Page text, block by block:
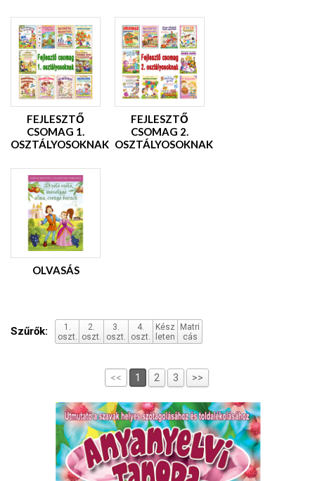
FEJLESZTŐ
CSOMAG 1.
OSZTÁLYOSOKNAK
FEJLESZTŐ
CSOMAG 2.
OSZTÁLYOSOKNAK
OLVASÁS
Szűrők:
1.
oszt.
2.
oszt.
3.
oszt.
4.
oszt.
Kész
leten
Matri
cás
<< 1 2 3 >>